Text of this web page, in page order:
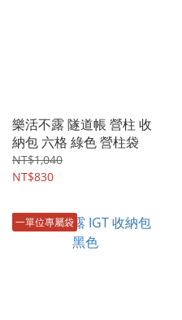
樂活不露 隧道帳 營柱 收
納包 六格 綠色 營柱袋
NT$1,040
NT$830
一單位專屬袋